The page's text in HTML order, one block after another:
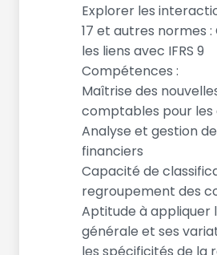
Explorer les
17 et autres normes
les liens avec IFRS 9
Compétences :
Maîtrise des
comptables pour les
Analyse et gestion
financiers
Capacité de
regroupement des
Aptitude à appliquer
générale et ses
les spécificités de la